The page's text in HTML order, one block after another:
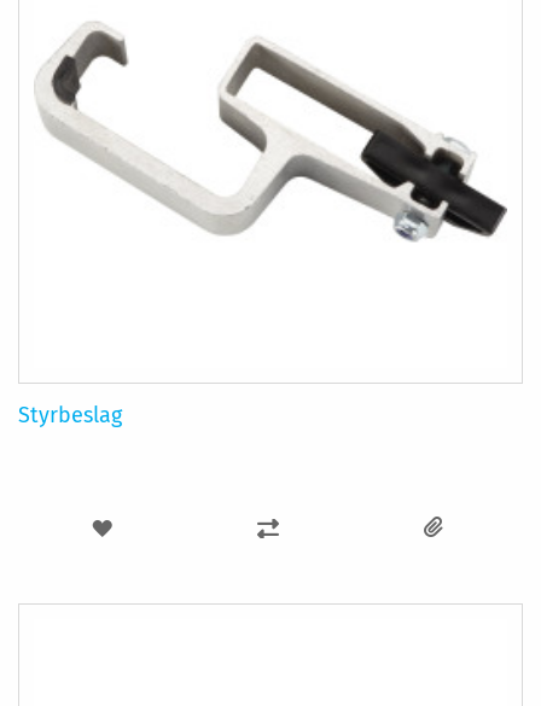
Styrbeslag
LÄGG
I
LÄGG
I